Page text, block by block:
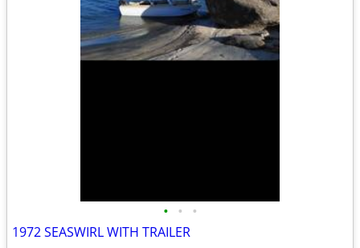
• • •
1972 SEASWIRL WITH TRAILER